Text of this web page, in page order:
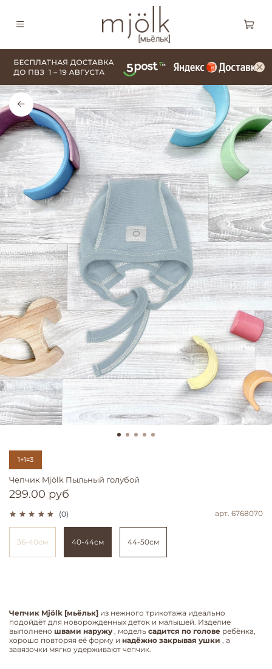
1+1=3
(0) арт. 6768070
Чепчик Mjölk Пыльный голубой
299.00 руб
36-40см 40-44см 44-50см
Чепчик Mjölk [мьёльк] из нежного трикотажа идеально
подойдёт для новорожденных деток и малышей. Изделие
выполнено швами наружу, модель садится по голове ребёнка,
хорошо повторяя её форму и надёжно закрывая ушки , а
завязочки мягко удерживают чепчик.